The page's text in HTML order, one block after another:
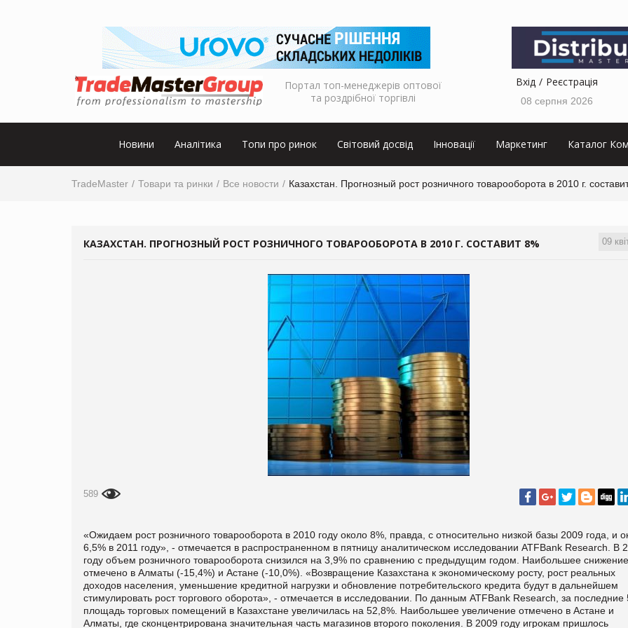
Портал топ-менеджерів оптової
та роздрібної торгівлі
Вхід Реєстрація
08 серпня 2026
Новини Аналітика Топи про ринок Світовий досвід Інновації Маркетинг Каталог
TradeMaster Товари та ринки Все новости Казахстан. Прогнозный рост розничного товарооборота в 2010 г.
09
КАЗАХСТАН. ПРОГНОЗНЫЙ РОСТ РОЗНИЧНОГО ТОВАРООБОРОТА В 2010 Г. СОСТАВИТ 8%
589
«Ожидаем рост розничного товарооборота в 2010 году около 8%, правда, с относительно низкой базы 2009 года, и
6,5% в 2011 году», - отмечается в распространенном в пятницу аналитическом исследовании ATFBank Research. В
году объем розничного товарооборота снизился на 3,9% по сравнению с предыдущим годом. Наибольшее снижение
отмечено в Алматы (-15,4%) и Астане (-10,0%). «Возвращение Казахстана к экономическому росту, рост реальных
доходов населения, уменьшение кредитной нагрузки и обновление потребительского кредита будут в дальнейшем
стимулировать рост торгового оборота», - отмечается в исследовании. По данным ATFBank Research, за последние
площадь торговых помещений в Казахстане увеличилась на 52,8%. Наибольшее увеличение отмечено в Астане и
Алматы, где сконцентрирована значительная часть магазинов второго поколения. В 2009 году игрокам пришлось